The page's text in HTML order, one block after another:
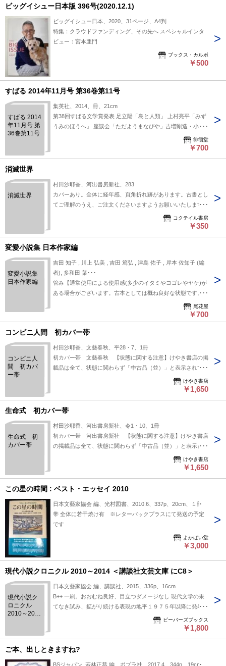
ビッグイシュー日本版 396号(2020.12.1)
ビッグイシュー日本、2020、31ページ、A4判
特集：クラウドファンディング、その先へ スペシャルインタ
ビュー：宮本亜門
ブックス・カルボ
￥500
すばる 2014年11月号 第36巻第11号
すばる 2014
年11月号 第
36巻第11号
集英社、2014、冊、21cm
第38回すばる文学賞発表 足立陽「島と人類」 上村亮平「みず
うみのほうへ」 座談会「ただようまなびや」吉増剛造・小澤
實・柴田元幸・古川日出男 シンポジウム「熊野大学2014」松
浦理英子・藤野可織・村田沙耶香・中上紀 インタビュー 蜷川
徘徊堂
￥700
消滅世界
消滅世界
村田沙耶香、河出書房新社、283
カバーあり。全体に経年感、頁角折れ跡があります。古書とし
てご理解のうえ、ご注文くださいますようお願いいたします
（状態に見落としがございましたら、お手数ですがご一報くだ
さいませ）。公費でのご購入にも対応させていただきます。店
コクテイル書房
￥350
変愛小説集 日本作家編
変愛小説集
日本作家編
吉田 知子 , 川上 弘美 , 吉田 篤弘 , 津島 佑子 , 岸本 佐知子 (編
者), 多和田 葉･･･
管み【通常使用による使用感(多少のイタミやヨゴレやヤケ)が
ある場合がございます。古本としては概ね良好な状態です。】
付録や特典に関しては有るものを記載しております。帯の有無
尾花屋
￥700
コンビニ人間 初カバー帯
コンビニ人
間 初カバ
ー帯
村田沙耶香、文藝春秋、平28・7、1冊
初カバー帯 文藝春秋 【状態に関する注意】けやき書店の掲
載品は全て、状態に関わらず「中古品（並）」と表示されてい
ます。「日本の古本屋」は６段階の「状態」表記が必須となり
ましたが、当店の扱う商品の特質上、状態の簡易な区分けは適
表現は考慮にいれないで下さい。痛みなどの瑕疵につきまして
に問題なく良好とお考え下さい。:
けやき書店
￥1,650
生命式 初カバー帯
生命式 初
カバー帯
村田沙耶香、河出書房新社、令1・10、1冊
初カバー帯 河出書房新社 【状態に関する注意】けやき書店
の掲載品は全て、状態に関わらず「中古品（並）」と表示され
ています。「日本の古本屋」は６段階の「状態」表記が必須と
なりましたが、当店の扱う商品の特質上、状態の簡易な区分け
いう表現は考慮にいれないで下さい。痛みなどの瑕疵につきま
は特に問題なく良好とお考え下さい。:
けやき書店
￥1,650
この星の時間 : ベスト・エッセイ 2010
日本文藝家協会 編、光村図書、2010.6、337p、20cm、１冊
帯 全体に若干焼け有 ※レターパックプラスにて発送の予定
です
よかばい堂
￥3,000
現代小説クロニクル 2010～2014 ＜講談社文芸文庫 にC8＞
現代小説ク
ロニクル
2010～2014
＞
日本文藝家協会 編、講談社、2015、336p、16cm
B++ 一刷。おおむね良好、目立つダメージなし 現代文学の果
てなき試み、拡がり続ける表現の地平１９７５年以降に発表さ
れた名作を５年単位で厳選する全８巻シリーズ、最終巻。現代
文学の果てなき試み、拡がり続ける表現の地平 円城塔 考速 磯
高橋源一郎 さよならクリストファー・ロビン 高村薫 田舎教師
ビーバーズブックス
￥1,800
ご本、出しときますね?
BSジャパン, 若林正恭 編、ポプラ社、2017.4、344p、19cm